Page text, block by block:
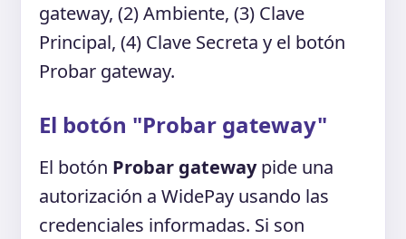
gateway, (2) Ambiente, (3) Clave
Principal, (4) Clave Secreta y el botón
Probar gateway.
El botón "Probar gateway"
El botón Probar gatewaypide una
autorización a WidePay usando las
credenciales informadas. Si son